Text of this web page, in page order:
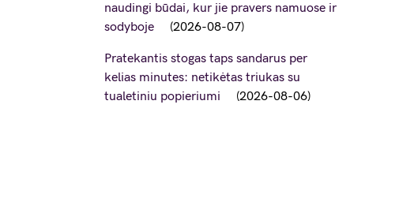
naudingi būdai, kur jie pravers namuose ir
sodyboje
2026-08-07
Pratekantis stogas taps sandarus per
kelias minutes: netikėtas triukas su
tualetiniu popieriumi
2026-08-06